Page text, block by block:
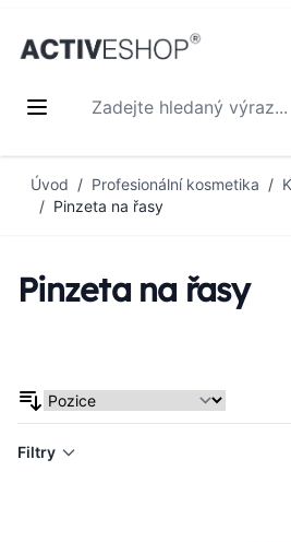
Zadejte hledaný výraz...
Úvod / Profesionální kosmetika /
/ Pinzeta na řasy
Pinzeta na řasy
Filtry